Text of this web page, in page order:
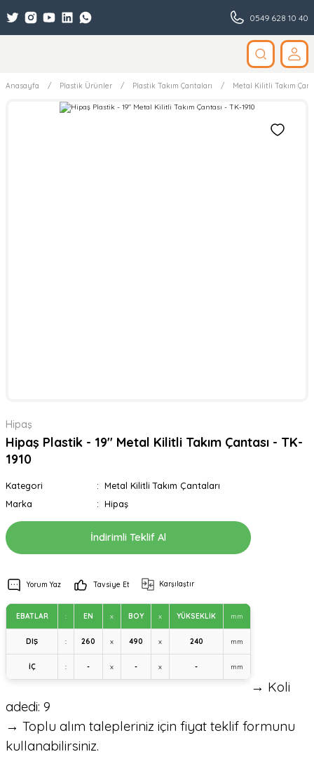
0549 628 10 40
Anasayfa Plastik Ürünler Plastik Takım Çantaları Metal Kilitli Takım
Hipaş
Hipaş Plastik - 19'' Metal Kilitli Takım Çantası - TK-
1910
Kategori
Metal Kilitli Takım Çantaları
Marka
Hipaş
İndirimli Teklif Al
Yorum Yaz Tavsiye Et Karşılaştır
EBATLAR : EN x BOY x YÜKSEKLİK mm
DIŞ : 260 x 490 x 240 mm
İÇ : - x - x - mm
→ Koli
adedi: 9
→ Toplu alım talepleriniz için fiyat teklif formunu
kullanabilirsiniz.